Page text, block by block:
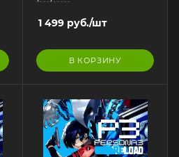
1 499 руб./шт
В КОРЗИНУ